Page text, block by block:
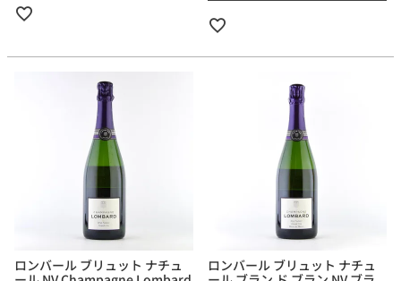
ロンバール ブリュット ナチュ
ロンバール ブリュット ナチュ